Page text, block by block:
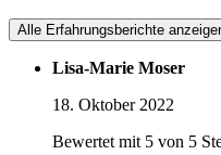
Alle Erfahrungsberichte
Lisa-Marie Moser
18. Oktober 2022
Bewertet mit 5 von 5